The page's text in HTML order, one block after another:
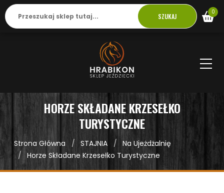
SZUKAJ 0
HORZE SKŁADANE KRZESEŁKO
TURYSTYCZNE
Strona Główna STAJNIA
Na Ujeżdżalnię
Horze Składane Krzesełko Turystyczne